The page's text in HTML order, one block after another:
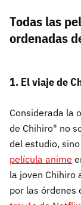
Todas las
ordenadas
1. El viaje de
Considerada la
de Chihiro" no
del estudio,
película anime
la joven Chihiro
por las órdenes